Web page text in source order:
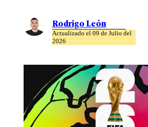
Rodrigo León
Actualizado el 09 de Julio del
2026